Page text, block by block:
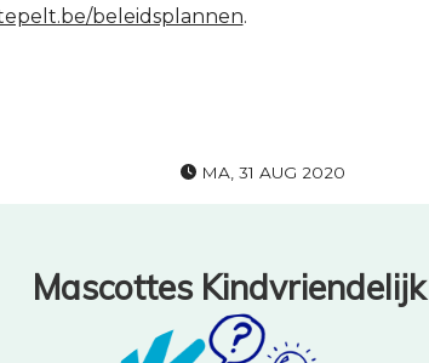
beleidsplannen.
MA, 31 AUG 2020
Mascottes